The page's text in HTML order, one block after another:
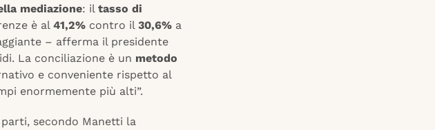
mediazione: il tasso di
è al 41,2% contro il 30,6% a
– afferma il presidente
La conciliazione è un metodo
e conveniente rispetto al
enormemente più alti”.
secondo Manetti la